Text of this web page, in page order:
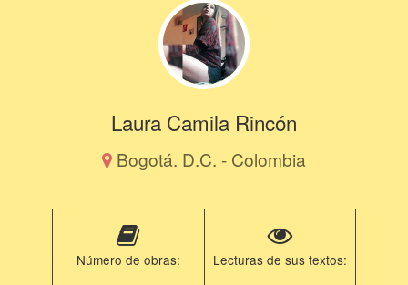
Laura Camila Rincón
Bogotá. D.C. - Colombia
Número de obras: Lecturas de sus textos: